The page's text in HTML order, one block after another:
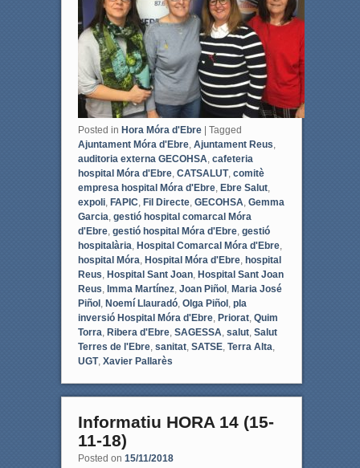
k
Posted in Hora Móra d'Ebre
Tagged
Ajuntament Móra d'Ebre, Ajuntament Reus,
auditoria externa GECOHSA, cafeteria
hospital Móra d'Ebre, CATSALUT, comitè
empresa hospital Móra d'Ebre, Ebre Salut,
expoli, FAPIC, Fil Directe, GECOHSA, Gemma
Garcia, gestió hospital comarcal Móra
d'Ebre, gestió hospital Móra d'Ebre, gestió
hospitalària, Hospital Comarcal Móra d'Ebre,
hospital Móra, Hospital Móra d'Ebre, hospital
Reus, Hospital Sant Joan, Hospital Sant Joan
Reus, Imma Martínez, Joan Piñol , Maria José
Piñol , Noemí Llauradó, Olga Piñol , pla
inversió Hospital Móra d'Ebre, Priorat, Quim
Torra, Ribera d'Ebre, SAGESSA, salut, Salut
Terres de l'Ebre, sanitat, SATSE, Terra Alta,
UGT, Xavier Pallarès
Informatiu HORA 14 (15-
11-18)
Posted on 15/11/2018